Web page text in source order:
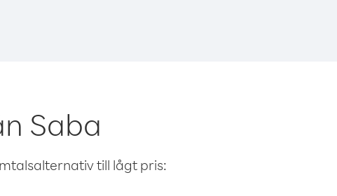
Saba
till lågt pris: